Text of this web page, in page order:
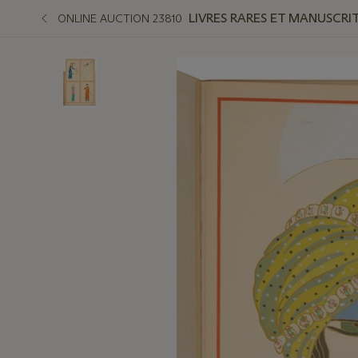
ONLINE AUCTION 23810 LIVRES RARES ET